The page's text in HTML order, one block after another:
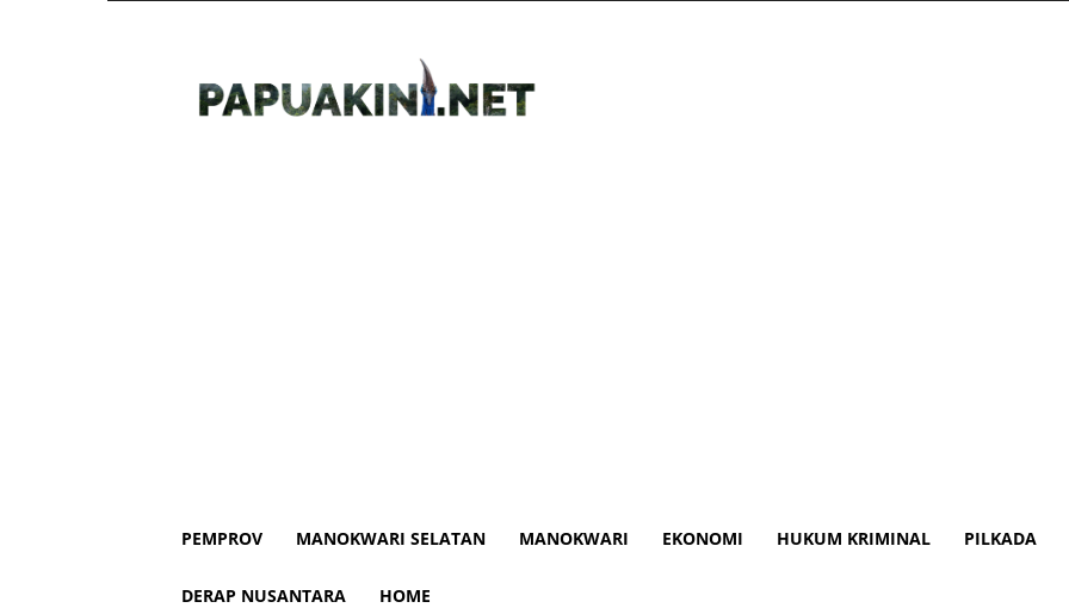
PEMPROV MANOKWARI SELATAN MANOKWARI EKONOMI HUKUM KRIMINAL PILKADA
DERAP NUSANTARA HOME